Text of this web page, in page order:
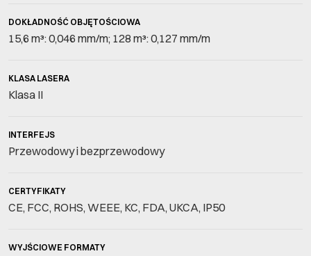
DOKŁADNOŚĆ OBJĘTOŚCIOWA
15,6 m³: 0,046 mm/m; 128 m³: 0,127 mm/m
KLASA LASERA
Klasa II
INTERFEJS
Przewodowy i bezprzewodowy
CERTYFIKATY
CE, FCC, ROHS, WEEE, KC, FDA, UKCA, IP50
WYJŚCIOWE FORMATY